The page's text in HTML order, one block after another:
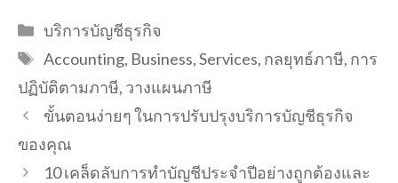
Categories
บริการบัญชีธุรกิจ
Tags
Accounting, Business,Services, กลยุทธ์ภาษี, การ
ปฏิบัติตามภาษี, วางแผนภาษี
ขั้นตอนง่ายๆ ในการปรับปรุงบริการบัญชีธุรกิจ
ของคุณ
10 เคล็ดลับการทำบัญชีประจำปีอย่างถูกต้องและ